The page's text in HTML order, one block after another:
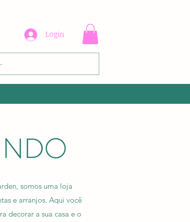
Login
somos uma loja
e arranjos. Aqui você
decorar a sua casa e o